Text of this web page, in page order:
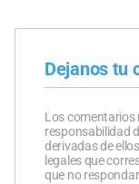
Dejanos tu
Los comentarios
responsabilidad
derivadas de
legales que
que no